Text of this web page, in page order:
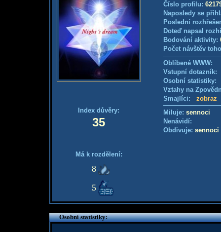
Index důvěry:
35
Má k rozdělení:
8
5
Číslo profilu:
Naposledy se
Poslední
Doteď napsal
Bodování aktivity:
Počet návštěv
Oblíbené WWW:
Vstupní
Osobní
Vztahy na
Smajlíci: zobraz
Miluje: sennoci
Nenávidí:
Obdivuje: sennoci
Osobní statistiky: